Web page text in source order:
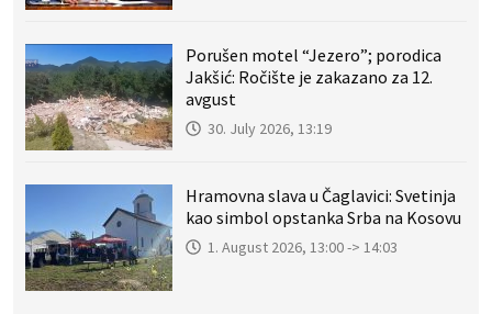
Porušen motel “Jezero”; porodica
Jakšić: Ročište je zakazano za 12.
avgust
30. July 2026, 13:19
Hramovna slava u Čaglavici: Svetinja
kao simbol opstanka Srba na Kosovu
1. August 2026, 13:00 -> 14:03